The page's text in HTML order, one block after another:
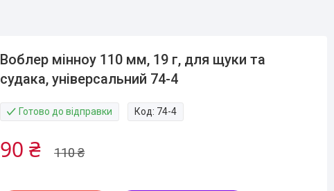
Воблер мінноу 110 мм, 19 г, для щуки та
судака, універсальний 74-4
Готово до відправки Код: 74-4
110 ₴
90 ₴